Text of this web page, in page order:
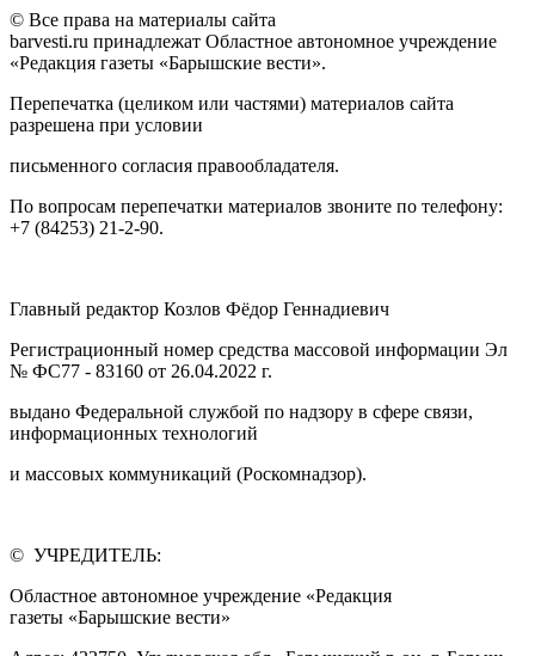
© Все права на материалы сайта
barvesti.ru принадлежат Областное автономное учреждение
«Редакция газеты «Барышские вести».
Перепечатка (целиком или частями) материалов сайта
разрешена при условии
письменного согласия правообладателя.
По вопросам перепечатки материалов звоните по телефону:
+7 (84253) 21-2-90.
Главный редактор Козлов Фёдор Геннадиевич
Регистрационный номер средства массовой информации Эл
№ ФС77 - 83160 от 26.04.2022 г.
выдано Федеральной службой по надзору в сфере связи,
информационных технологий
и массовых коммуникаций (Роскомнадзор).
© УЧРЕДИТЕЛЬ:
Областное автономное учреждение «Редакция
газеты «Барышские вести»